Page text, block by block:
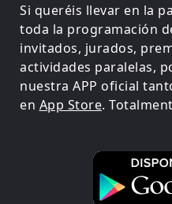
Si queréis llevar en la
toda la programación
invitados, jurados,
actividades paralelas,
nuestra APP oficial
en App Store.